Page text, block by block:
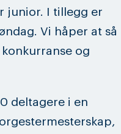
junior. I tillegg er
Vi håper at så
og
deltagere i en